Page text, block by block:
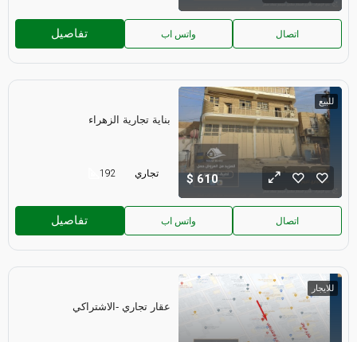
تفاصيل واتس اب اتصال
للبيع
610
بناية تجارية الزهراء
192 تجاري
تفاصيل واتس اب اتصال
للايجار
عقار تجاري -الاشتراكي